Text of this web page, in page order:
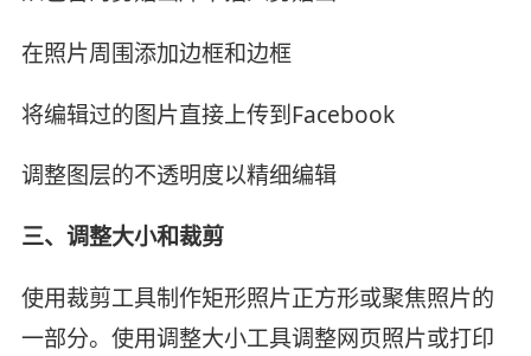
在照片周围添加边框和边框
将编辑过的图片直接上传到Facebook
调整图层的不透明度以精细编辑
三、调整大小和裁剪
使用裁剪工具制作矩形照片正方形或聚焦照片的
一部分。使用调整大小工具调整网页照片或打印